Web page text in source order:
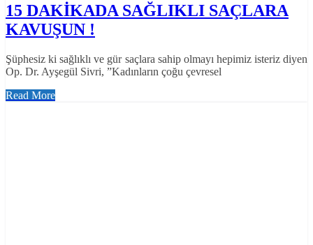
15 DAKİKADA SAĞLIKLI SAÇLARA
KAVUŞUN !
Şüphesiz ki sağlıklı ve gür saçlara sahip olmayı hepimiz isteriz diyen
Op. Dr. Ayşegül Sivri, ”Kadınların çoğu çevresel
Read More